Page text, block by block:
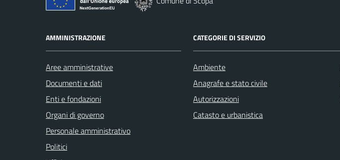
AMMINISTRAZIONE
Aree amministrative
Documenti e dati
Enti e fondazioni
Organi di governo
Personale amministrativo
Politici
CATEGORIE DI SERVIZIO
Ambiente
Anagrafe e stato civile
Autorizzazioni
Catasto e urbanistica